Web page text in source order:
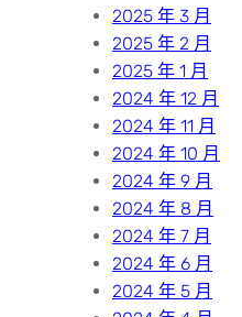
2025 年 3 月
2025 年 2 月
2025 年 1 月
2024 年 12 月
2024 年 11 月
2024 年 10 月
2024 年 9 月
2024 年 8 月
2024 年 7 月
2024 年 6 月
2024 年 5 月